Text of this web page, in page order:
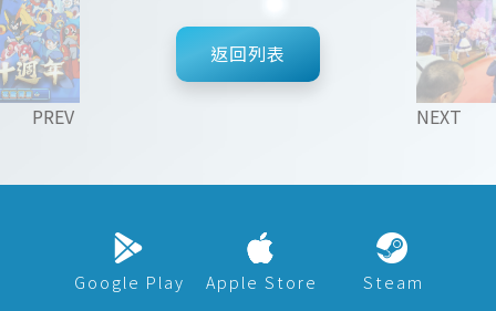
PREV
返回列表
NEXT
Google Play Apple Store Steam